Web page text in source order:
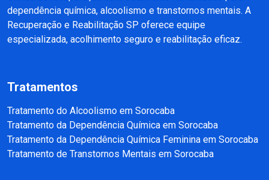
dependência química, alcoolismo e transtornos mentais. A
Recuperação e Reabilitação SP oferece equipe
especializada, acolhimento seguro e reabilitação eficaz.
Tratamentos
Tratamento do Alcoolismo em Sorocaba
Tratamento da Dependência Química em Sorocaba
Tratamento da Dependência Química Feminina em Sorocaba
Tratamento de Transtornos Mentais em Sorocaba